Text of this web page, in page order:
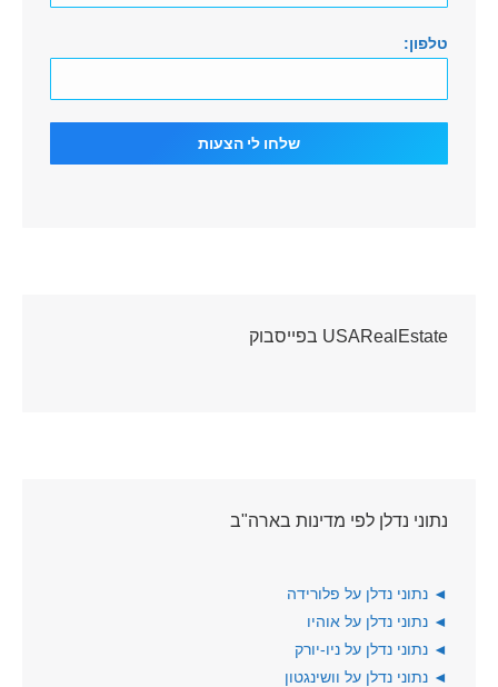
טלפון:
USARealEstate בפייסבוק
נתוני נדלן לפי מדינות בארה"ב
◄ נתוני נדלן על פלורידה
◄ נתוני נדלן על אוהיו
◄ נתוני נדלן על ניו-יורק
◄ נתוני נדלן על וושינגטון